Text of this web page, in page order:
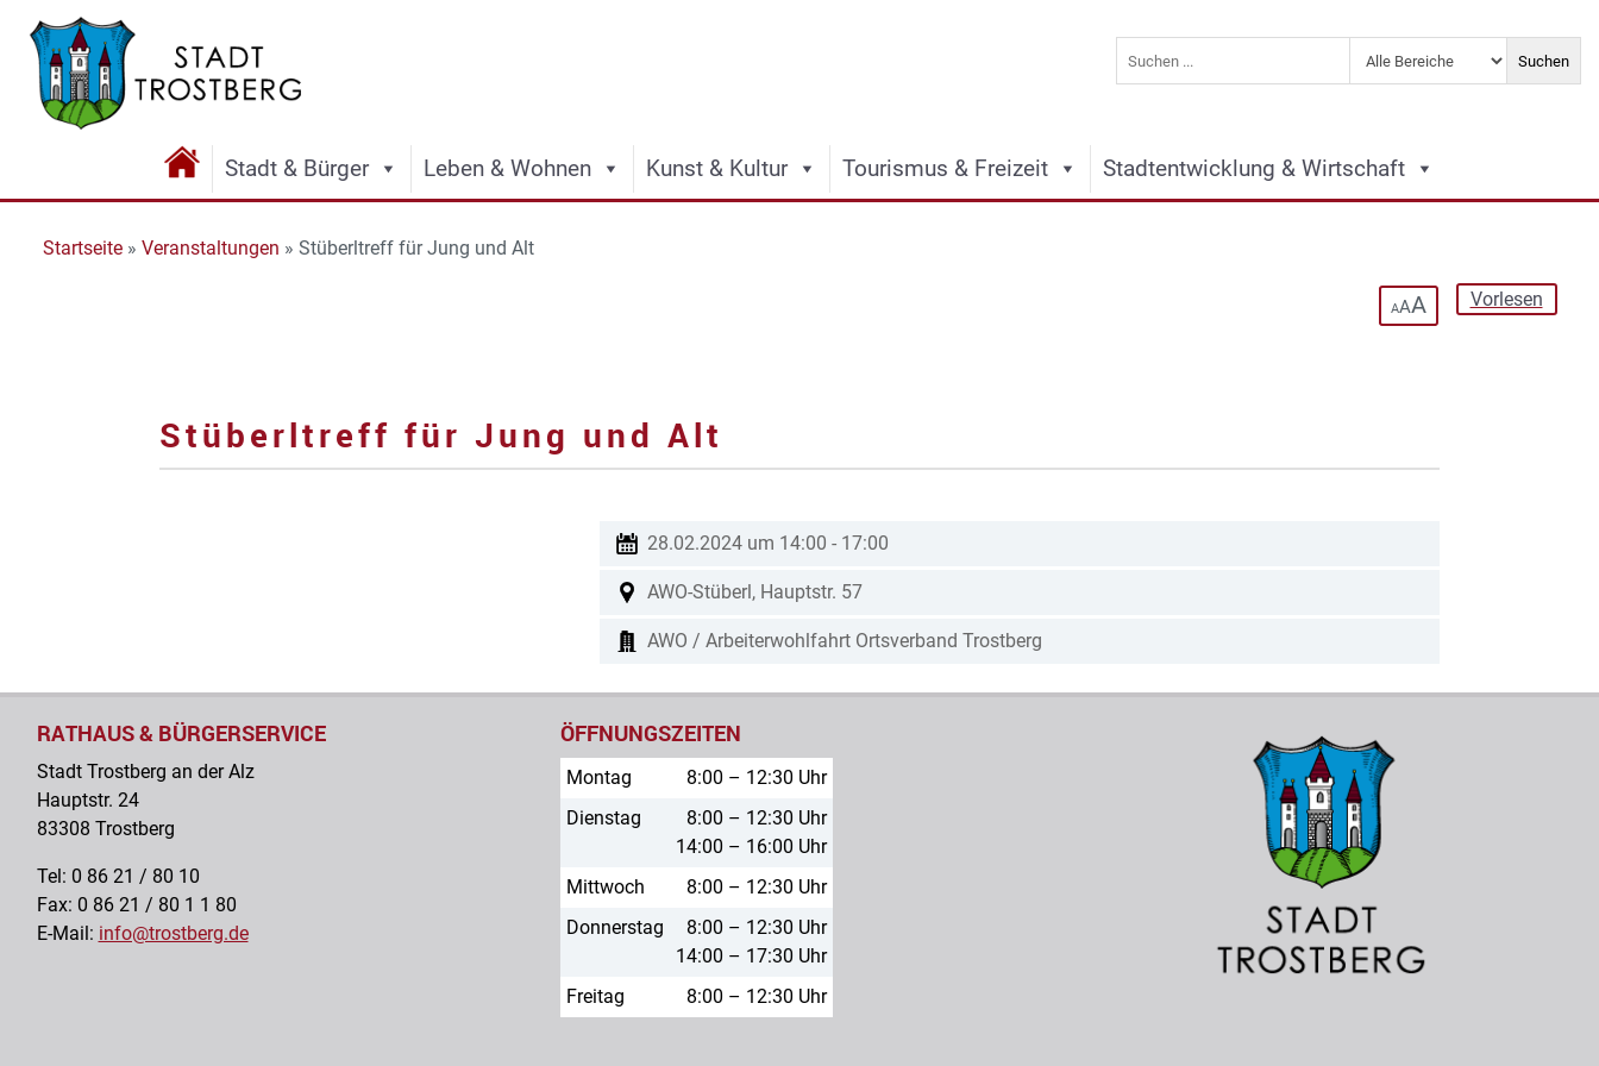
Stadt & Bürger Leben & Wohnen Kunst & Kultur Tourismus & Freizeit Stadtentwicklung & Wirtschaft
Startseite» Veranstaltungen » Stüberltreff für Jung und Alt
Vorlesen
AAA
Stüberltreff für Jung und Alt
28.02.2024 um 14:00 - 17:00
AWO-Stüberl, Hauptstr. 57
AWO / Arbeiterwohlfahrt Ortsverband Trostberg
RATHAUS & BÜRGERSERVICE
Stadt Trostberg an der Alz
Hauptstr. 24
83308 Trostberg
Tel: 0 86 21 / 80 10
Fax: 0 86 21 / 80 1 1 80
E-Mail: info@trostberg.de
ÖFFNUNGSZEITEN
Montag
8:00 – 12:30 Uhr
Dienstag
8:00 – 12:30 Uhr
14:00 – 16:00 Uhr
Mittwoch
8:00 – 12:30 Uhr
Donnerstag
8:00 – 12:30 Uhr
14:00 – 17:30 Uhr
Freitag
8:00 – 12:30 Uhr